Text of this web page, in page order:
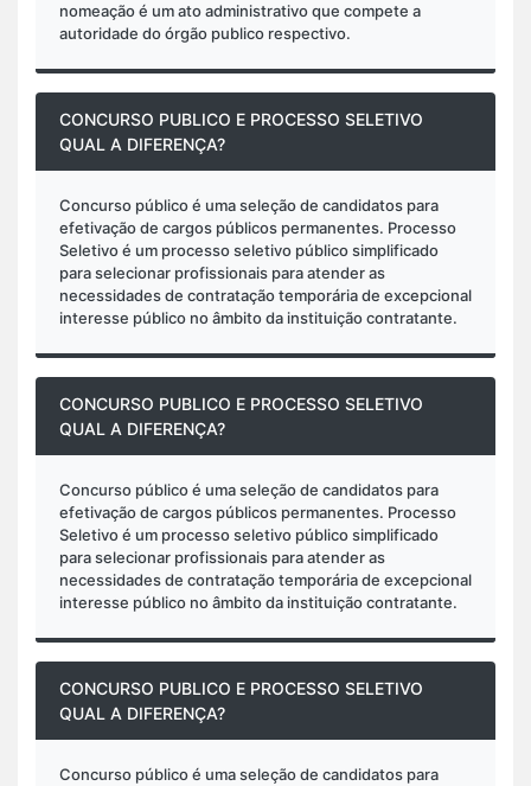
nomeação é um ato administrativo que compete a
autoridade do órgão publico respectivo.
CONCURSO PUBLICO E PROCESSO SELETIVO
QUAL A DIFERENÇA?
Concurso público é uma seleção de candidatos para
efetivação de cargos públicos permanentes. Processo
Seletivo é um processo seletivo público simplificado
para selecionar profissionais para atender as
necessidades de contratação temporária de excepcional
interesse público no âmbito da instituição contratante.
CONCURSO PUBLICO E PROCESSO SELETIVO
QUAL A DIFERENÇA?
Concurso público é uma seleção de candidatos para
efetivação de cargos públicos permanentes. Processo
Seletivo é um processo seletivo público simplificado
para selecionar profissionais para atender as
necessidades de contratação temporária de excepcional
interesse público no âmbito da instituição contratante.
CONCURSO PUBLICO E PROCESSO SELETIVO
QUAL A DIFERENÇA?
Concurso público é uma seleção de candidatos para